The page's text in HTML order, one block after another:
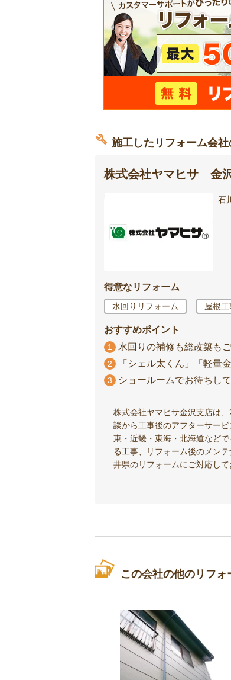
施工したリフォーム会
株式会社ヤマヒサ 金
石
得意なリフォーム
水回りリフォーム 屋根
おすすめポイント
1 水回りの補修も総改築も
2 「シェル太くん」「軽量
3 ショールームでお待ちし
株式会社ヤマヒサ金沢支店は
談から工事後のアフターサー
東・近畿・東海・北海道など
る工事、リフォーム後のメン
井県のリフォームにご対応し
この会社の他のリフォ